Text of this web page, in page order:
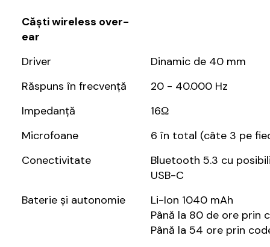
Căști wireless over-
ear
Driver
Dinamic de 40 mm
Răspuns în frecvență
20 - 40.000 Hz
Impedanță
16Ω
Microfoane
6 în total (câte 3 pe
Conectivitate
Bluetooth 5.3 cu
USB-C
Baterie și autonomie
Li-Ion 1040 mAh
Până la 80 de ore prin
Până la 54 ore prin